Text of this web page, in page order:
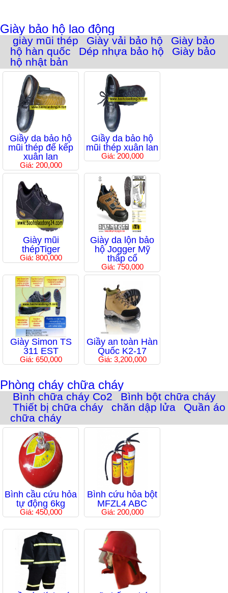
Giày bảo hộ lao động
giày mũi thép Giày vải bảo hộ
Giày bảo
hộ hàn quốc
Dép nhựa bảo hộ
Giày bảo
hộ nhật bản
Giầy da bảo hộ
mũi thép đế kếp
xuân lan
Giá: 200,000
Giầy da bảo hộ
mũi thép xuân lan
Giá: 200,000
Giày mũi
thépTiger
Giá: 800,000
Giày da lộn bảo
hộ Jogger Mỹ
thấp cổ
Giá: 750,000
Giày Simon TS
311 EST
Giá: 650,000
Giầy an toàn Hàn
Quốc K2-17
Giá: 3,200,000
Phòng cháy chữa cháy
Bình chữa cháy Co2
Bình bột chữa cháy
Thiết bị chữa cháy
chăn dập lửa
Quần áo
chữa cháy
Bình cầu cứu hỏa
tự động 6kg
Giá: 450,000
Bình cứu hỏa bột
MFZL4 ABC
Giá: 200,000